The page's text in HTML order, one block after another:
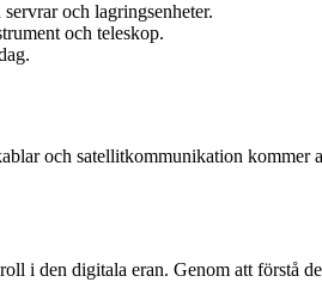
och lagringsenheter.
och teleskop.
och satellitkommunikation kommer
i den digitala eran. Genom att förstå